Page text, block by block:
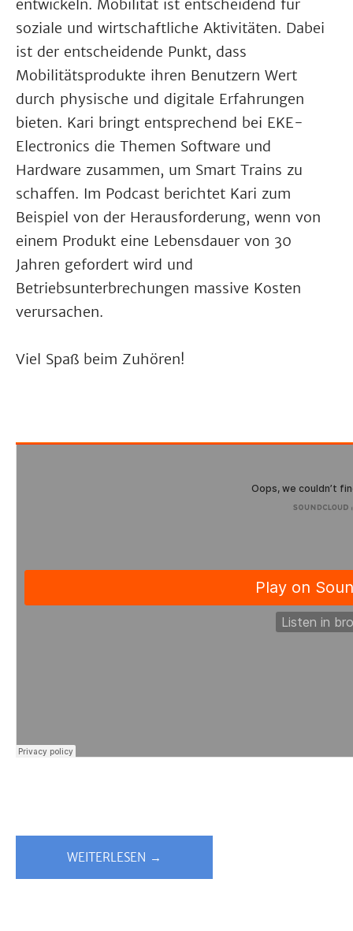
entwickeln. Mobilität ist entscheidend für
soziale und wirtschaftliche Aktivitäten. Dabei
ist der entscheidende Punkt, dass
Mobilitätsprodukte ihren Benutzern Wert
durch physische und digitale Erfahrungen
bieten. Kari bringt entsprechend bei EKE-
Electronics die Themen Software und
Hardware zusammen, um Smart Trains zu
schaffen. Im Podcast berichtet Kari zum
Beispiel von der Herausforderung, wenn von
einem Produkt eine Lebensdauer von 30
Jahren gefordert wird und
Betriebsunterbrechungen massive Kosten
verursachen.
Viel Spaß beim Zuhören!
WEITERLESEN →